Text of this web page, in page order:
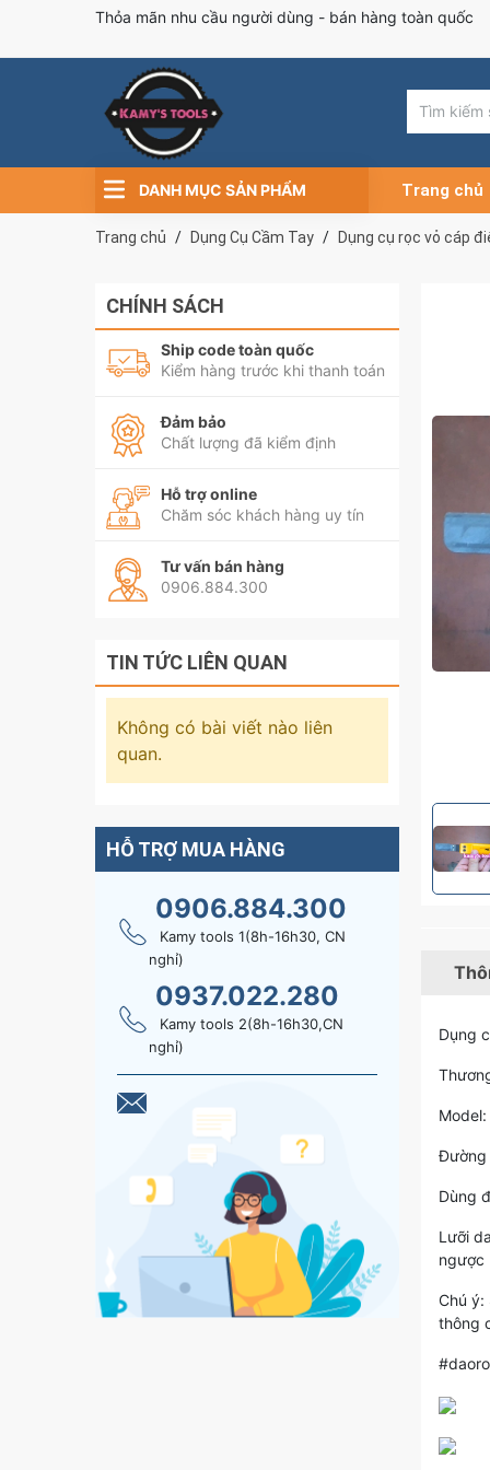
Thỏa mãn nhu cầu người dùng - bán hàng toàn quốc
DANH MỤC SẢN PHẨM Trang chủ
Trang chủ Dụng Cụ Cầm Tay Dụng cụ rọc vỏ cáp
Dụng
Đường
Dùng
Lưỡi
ngược
Chú ý:
thông
CHÍNH SÁCH
Ship code toàn quốc
Kiểm hàng trước khi thanh toán
Đảm bảo
Chất lượng đã kiểm định
Hỗ trợ online
Chăm sóc khách hàng uy tín
Tư vấn bán hàng
0906.884.300
TIN TỨC LIÊN QUAN
Không có bài viết nào liên
quan.
HỖ TRỢ MUA HÀNG
0906.884.300
Kamy tools 1(8h-16h30, CN
nghỉ)
0937.022.280
Kamy tools 2(8h-16h30,CN
nghỉ)